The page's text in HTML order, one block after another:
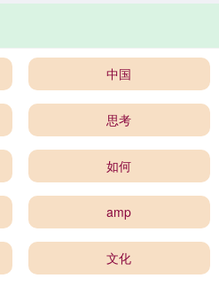
中国
思考
如何
amp
文化